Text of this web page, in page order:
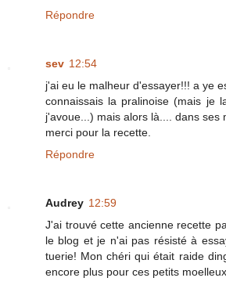
Répondre
sev 12:54
j'ai eu le malheur d'essayer!!! a ye
connaissais la pralinoise (mais je
j'avoue...) mais alors là.... dans ses
merci pour la recette.
Répondre
Audrey 12:59
J'ai trouvé cette ancienne recette
le blog et je n'ai pas résisté à
tuerie! Mon chéri qui était raide
encore plus pour ces petits